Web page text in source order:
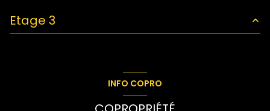
Etage 3
INFO COPRO